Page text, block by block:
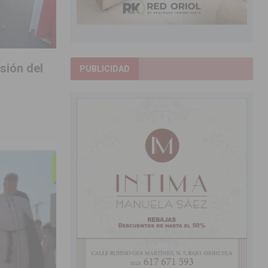
del
PUBLICIDAD